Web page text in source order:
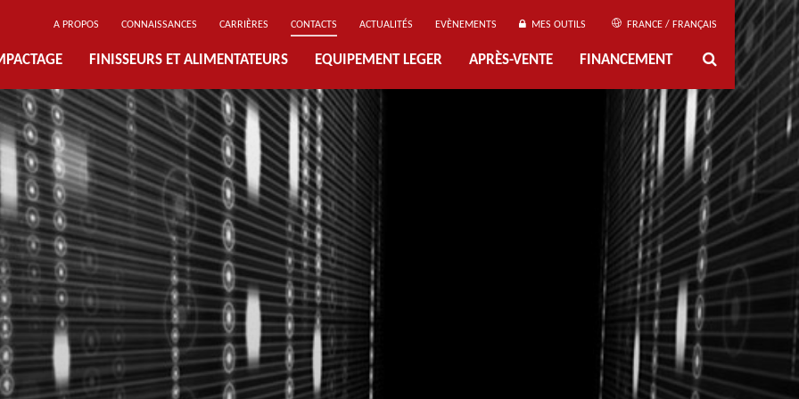
A PROPOS CONNAISSANCES CARRIÈRES CONTACTS ACTUALITÉS EVÈNEMENTS MES OUTILS FRANCE / FRANÇAIS
FINISSEURS ET ALIMENTATEURS EQUIPEMENT LEGER APRÈS-VENTE FINANCEMENT